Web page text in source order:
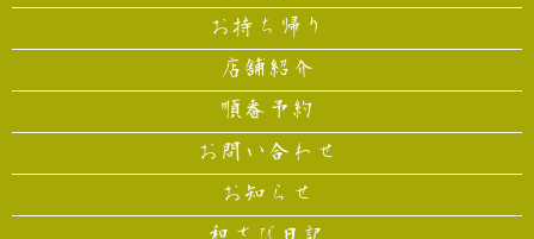
お持ち帰り
店舗紹介
順番予約
お問い合わせ
お知らせ